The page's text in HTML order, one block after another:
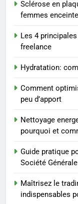
3
5
Sclérose en
femmes
Les 4
freelance
Hydratation:
Comment
peu d’apport
Nettoyage
pourquoi et
Guide pratique
Société Générale
Maîtrisez le
indispensables